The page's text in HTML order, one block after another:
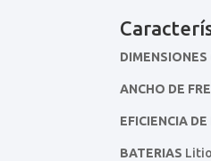
DIMENSIONES
ANCHO DE
EFICIENCIA
BATERIAS